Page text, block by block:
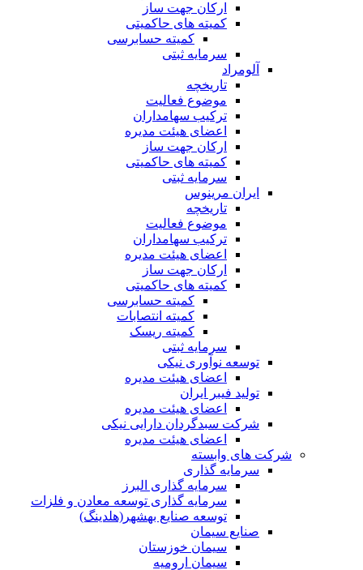
ارکان جهت ساز
کمیته های حاکمیتی
کمیته حسابرسی
سرمایه ثبتی
آلومراد
تاریخچه
موضوع فعالیت
ترکیب سهامداران
اعضای هیئت مدیره
ارکان جهت ساز
کمیته های حاکمیتی
سرمایه ثبتی
ایران مرینوس
تاریخچه
موضوع فعالیت
ترکیب سهامداران
اعضای هیئت مدیره
ارکان جهت ساز
کمیته های حاکمیتی
کمیته حسابرسی
کمیته انتصابات
کمیته ریسک
سرمایه ثبتی
توسعه نوآوری نیکی
اعضای هیئت مدیره
تولید فیبر ایران
اعضای هیئت مدیره
شرکت سبدگردان دارایی نیکی
اعضای هیئت مدیره
شرکت های وابسته
سرمایه گذاری
سرمایه گذاری البرز
سرمایه گذاری توسعه معادن و فلزات
توسعه‌ صنایع‌ بهشهر(هلدینگ)
صنایع سیمان
سیمان خوزستان
سیمان ارومیه